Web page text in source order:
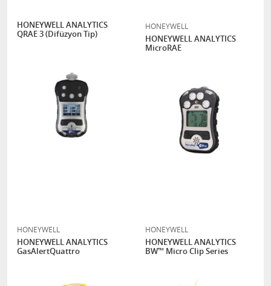
HONEYWELL ANALYTICS
QRAE 3 (Difüzyon Tip)
HONEYWELL
HONEYWELL ANALYTICS
MicroRAE
HONEYWELL
HONEYWELL ANALYTICS
GasAlertQuattro
HONEYWELL
HONEYWELL ANALYTICS
BW™ Micro Clip Series